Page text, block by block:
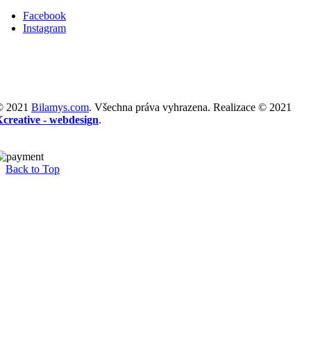
Facebook
Instagram
2021 Bilamys.com. Všechna práva vyhrazena. Realizace © 2021
- webdesign.
Back to Top